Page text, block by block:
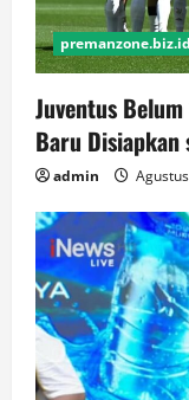
premanzone.biz.id
Juventus
Baru Disiapkan
admin